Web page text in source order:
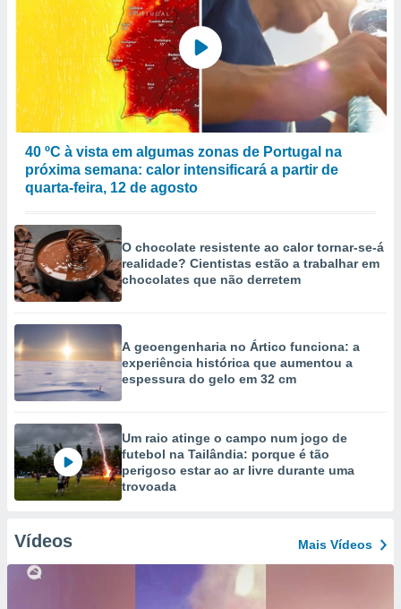
40 ºC à vista em algumas zonas de Portugal na
próxima semana: calor intensificará a partir de
quarta-feira, 12 de agosto
O chocolate resistente ao calor tornar-se-á
realidade? Cientistas estão a trabalhar em
chocolates que não derretem
A geoengenharia no Ártico funciona: a
experiência histórica que aumentou a
espessura do gelo em 32 cm
Um raio atinge o campo num jogo de
futebol na Tailândia: porque é tão
perigoso estar ao ar livre durante uma
trovoada
Vídeos Mais Vídeos